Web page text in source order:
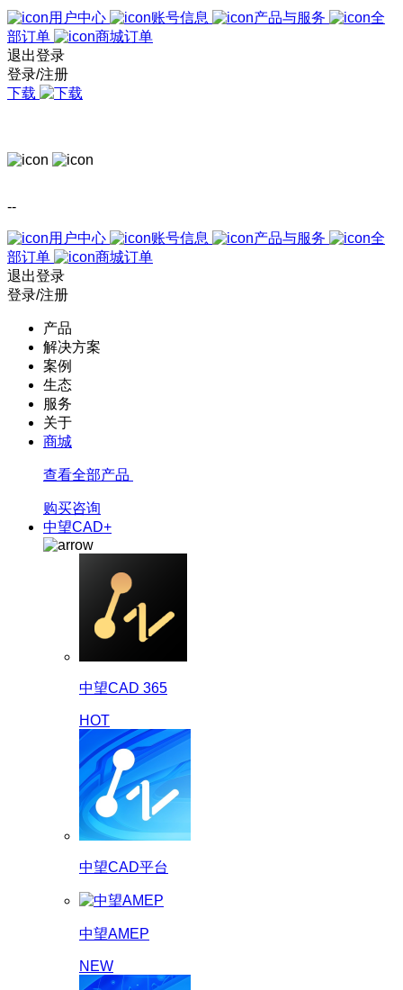
用户中心 账号信息 产品与服务
全
部订单
商城订单
退出登录
登录/注册
下载
--
用户中心 账号信息 产品与服务
全
部订单
商城订单
退出登录
登录/注册
产品
解决方案
案例
生态
服务
关于
商城
查看全部产品
购买咨询
中望CAD+
中望CAD 365
HOT
中望CAD平台
中望AMEP
NEW